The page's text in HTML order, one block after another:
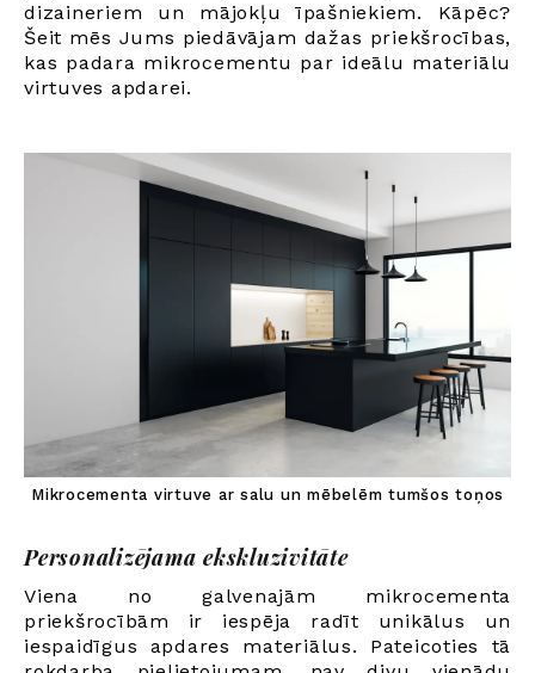
dizaineriem un mājokļu īpašniekiem. Kāpēc?
Šeit mēs Jums piedāvājam dažas priekšrocības,
kas padara mikrocementu par ideālu materiālu
virtuves apdarei.
Mikrocementa virtuve ar salu un mēbelēm tumšos toņos
Personalizējama ekskluzivitāte
Viena no galvenajām mikrocementa
priekšrocībām ir iespēja radīt unikālus un
iespaidīgus apdares materiālus. Pateicoties tā